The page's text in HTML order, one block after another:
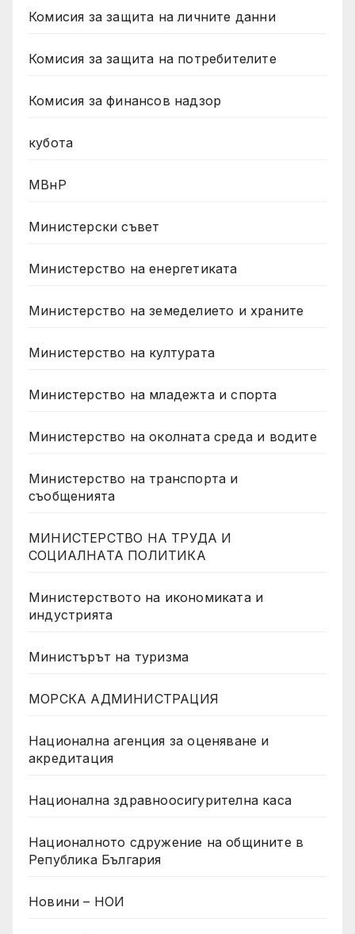
Комисия за защита на личните данни
Комисия за защита на потребителите
Комисия за финансов надзор
кубота
МВнР
Министерски съвет
Министерство на енергетиката
Министерство на земеделието и храните
Министерство на културата
Министерство на младежта и спорта
Министерство на околната среда и водите
Министерство на транспорта и
съобщенията
МИНИСТЕРСТВО НА ТРУДА И
СОЦИАЛНАТА ПОЛИТИКА
Министерството на икономиката и
индустрията
Министърът на туризма
МОРСКА АДМИНИСТРАЦИЯ
Национална агенция за оценяване и
акредитация
Национална здравноосигурителна каса
Националното сдружение на общините в
Република България
Новини – НОИ